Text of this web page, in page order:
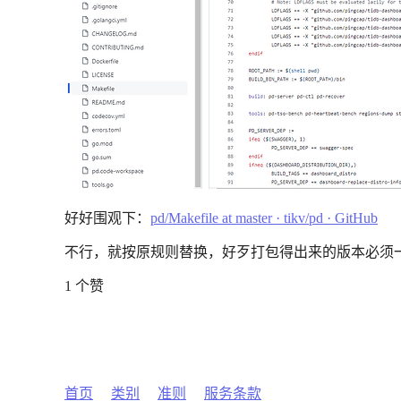
好好围观下： pd/Makefile at master · tikv/pd · GitHub
不行，就按原规则替换，好歹打包得出来的版本必须
1 个赞
首页 类别 准则 服务条款